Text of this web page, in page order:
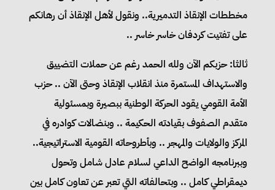
مخططات الإنقاذ التدميرية.. ونقول لأهل الإنقاذ أن رهانكم
على تفتيت كردفان خاسر خاسر ..
ثالثا: حزبكم الآن ولله الحمد رغم عن حملات التضييق
والاستهداف المستمرة منذ انقلاب الإنقاذ وحتى الآن .. حزب
الأمة القومي يقود الحركة الوطنية ببصيرة وبمسئولية
متقدم الصفوف بقيادته الحكيمة .. وبنضالات كوادره في
المركز والولايات والمهجر .. وبأطروحاته القومية الاستراتيجية..
وببرنامجه الواضح الداعي لسلام عادل شامل وتحول
ديمقراطي كامل .. وبتحالفاته التي تعبر عن تعاون كامل بين